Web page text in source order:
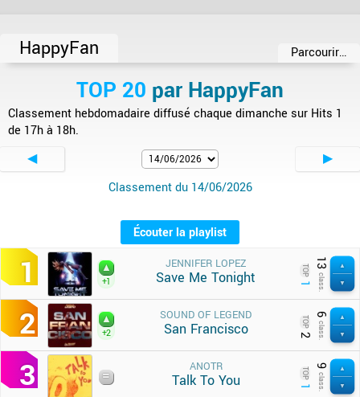
Messagerie
Hasard
À propos
Plan du site
HappyFan Parcourir…
TOP 20 par HappyFan
Classement hebdomadaire diffusé chaque dimanche sur Hits 1
de 17h à 18h.
◀
▶
Classement du 14/06/2026
Écouter la playlist
1 +1
JENNIFER LOPEZ
Save Me Tonight TOP
1
13
class.
2 +2
SOUND OF LEGEND
San Francisco TOP
2
6
class.
3 ANOTR
Talk To You TOP
1
9
class.